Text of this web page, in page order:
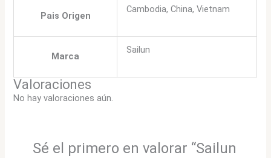
Pais Origen
Cambodia, China, Vietnam
Marca
Sailun
Valoraciones
No hay valoraciones aún.
Sé el primero en valorar “Sailun